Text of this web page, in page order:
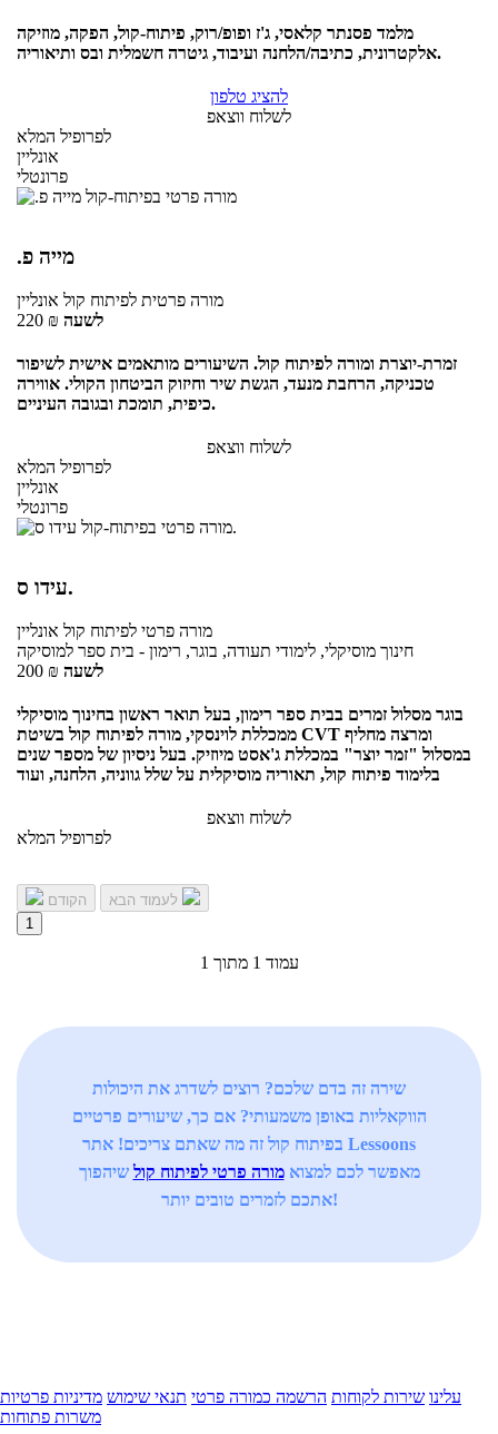
מלמד פסנתר קלאסי, ג'ז ופופ/רוק, פיתוח-קול, הפקה, מוזיקה
אלקטרונית, כתיבה/הלחנה ועיבוד, גיטרה חשמלית ובס ותיאוריה.
להציג טלפון
לשלוח ווצאפ
לפרופיל המלא
אונליין
פרונטלי
‫מייה פ.
מורה פרטית לפיתוח קול אונליין
220 ₪ לשעה
זמרת-יוצרת ומורה לפיתוח קול. השיעורים מותאמים אישית לשיפור
טכניקה, הרחבת מנעד, הגשת שיר וחיזוק הביטחון הקולי. אווירה
כיפית, תומכת ובגובה העיניים.
לשלוח ווצאפ
לפרופיל המלא
אונליין
פרונטלי
עידו ס.
מורה פרטי לפיתוח קול אונליין
חינוך מוסיקלי, לימודי תעודה, בוגר, רימון - בית ספר למוסיקה
200 ₪ לשעה
בוגר מסלול זמרים בבית ספר רימון, בעל תואר ראשון בחינוך מוסיקלי
ממכללת לוינסקי, מורה לפיתוח קול בשיטת CVT ומרצה מחליף
במסלול "זמר יוצר" במכללת ג'אסט מיוזיק. בעל ניסיון של מספר שנים
בלימוד פיתוח קול, תאוריה מוסיקלית על שלל גווניה, הלחנה, ועוד
לשלוח ווצאפ
לפרופיל המלא
הקודם
1
עמוד 1 מתוך 1
שירה זה בדם שלכם? רוצים לשדרג את היכולות
הווקאליות באופן משמעותי? אם כך, שיעורים פרטיים
בפיתוח קול זה מה שאתם צריכים! אתר Lessoons
מאפשר לכם למצואמורה פרטי לפיתוח קול שיהפוך
אתכם לזמרים טובים יותר!
עלינו שירות לקוחות הרשמה כמורה פרטי תנאי שימוש מדיניות פרטיות
משרות פתוחות